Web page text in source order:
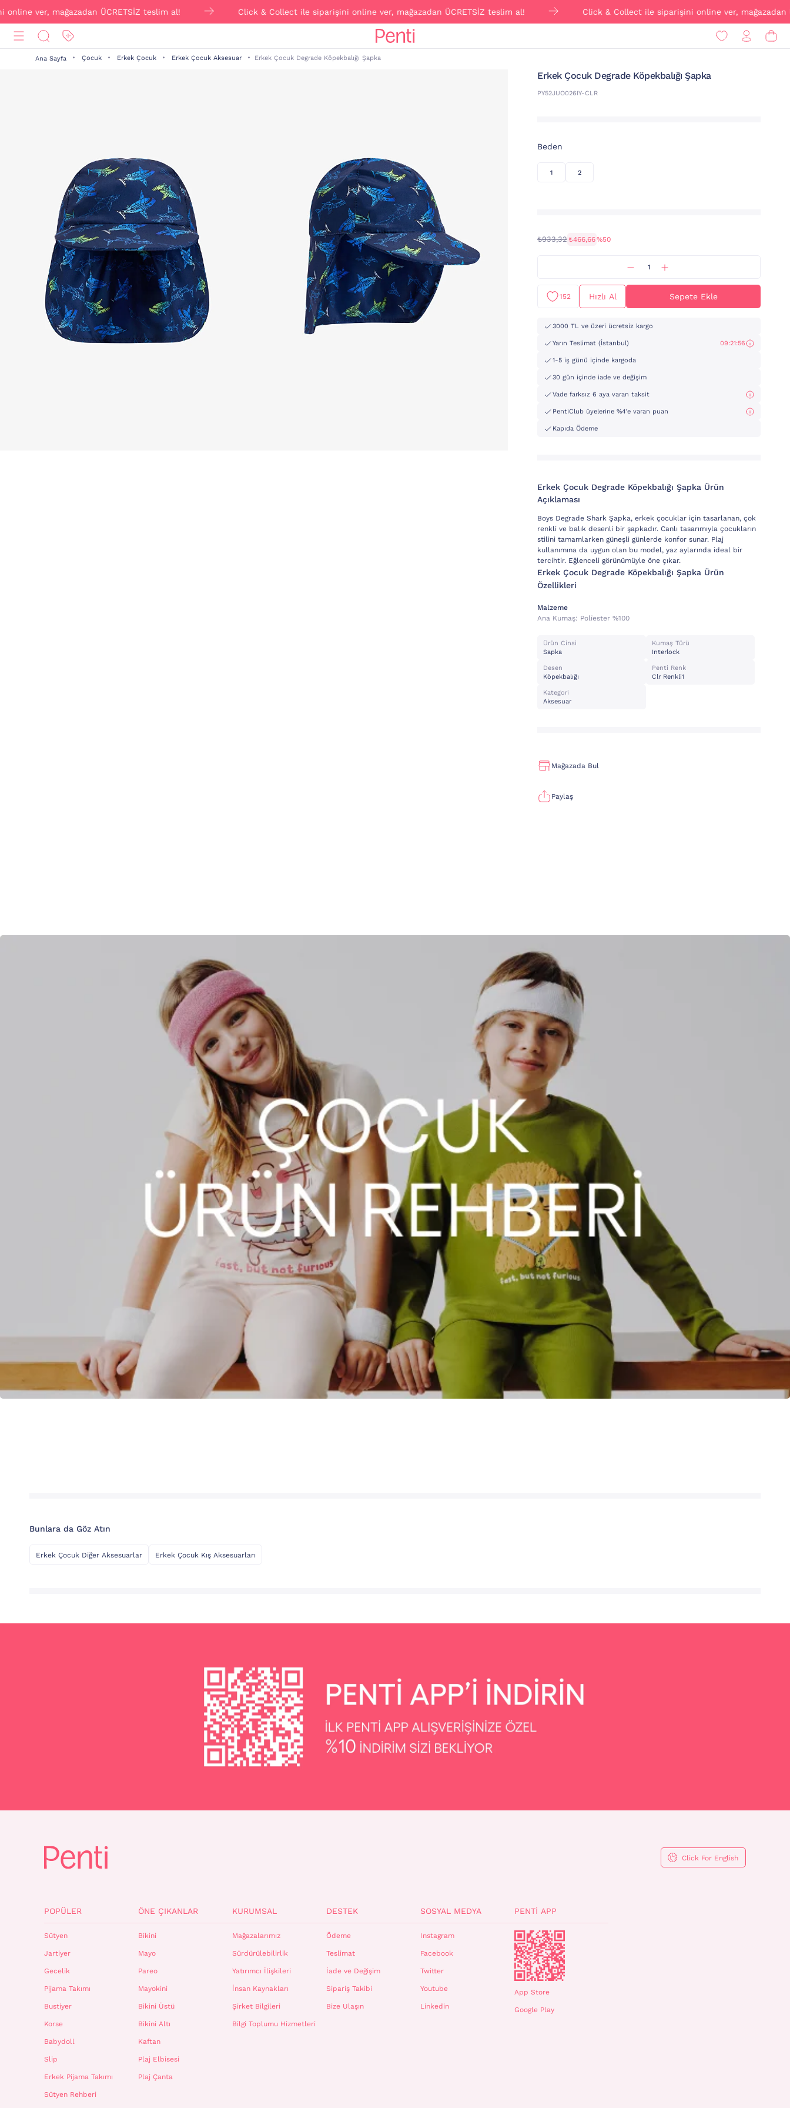
mağazadan ÜCRETSİZ teslim al! Click & Collect ile siparişini online ver, mağazadan ÜCRETSİZ teslim al! Click & Collect ile siparişini online ver, mağazadan
Ana Sayfa Çocuk Erkek Çocuk Erkek Çocuk Aksesuar Erkek Çocuk Degrade Köpekbalığı Şapka
Erkek Çocuk Degrade Köpekbalığı Şapka
PY52JUO026IY-CLR
Beden
1 2
₺933,32 ₺466,66%50
152 Hızlı Al Sepete Ekle
3000 TL ve üzeri ücretsiz kargo
Yarın Teslimat (İstanbul) 09:21:55
1-5 iş günü içinde kargoda
30 gün içinde iade ve değişim
Vade farksız 6 aya varan taksit
PentiClub üyelerine %4'e varan puan
Kapıda Ödeme
Erkek Çocuk Degrade Köpekbalığı Şapka Ürün
Açıklaması
Boys Degrade Shark Şapka, erkek çocuklar için tasarlanan, çok
renkli ve balık desenli bir şapkadır. Canlı tasarımıyla çocukların
stilini tamamlarken güneşli günlerde konfor sunar. Plaj
kullanımına da uygun olan bu model, yaz aylarında ideal bir
tercihtir. Eğlenceli görünümüyle öne çıkar.
Erkek Çocuk Degrade Köpekbalığı Şapka Ürün
Özellikleri
Malzeme
Ana Kumaş: Poli̇ester %100
Ürün Cinsi
Sapka
Kumaş Türü
Interlock
Desen
Köpekbalığı
Penti Renk
Clr Renkli1
Kategori
Aksesuar
Mağazada Bul
Paylaş
Bunlara da Göz Atın
Erkek Çocuk Diğer Aksesuarlar Erkek Çocuk Kış Aksesuarları
Click For English
POPÜLER
Sütyen
Jartiyer
Gecelik
Pijama Takımı
Bustiyer
Korse
Babydoll
Slip
Erkek Pijama Takımı
Sütyen Rehberi
ÖNE ÇIKANLAR
Bikini
Mayo
Pareo
Mayokini
Bikini Üstü
Bikini Altı
Kaftan
Plaj Elbisesi
Plaj Çanta
KURUMSAL
Mağazalarımız
Sürdürülebilirlik
Yatırımcı İlişkileri
İnsan Kaynakları
Şirket Bilgileri
Bilgi Toplumu Hizmetleri
DESTEK
Ödeme
Teslimat
İade ve Değişim
Sipariş Takibi
Bize Ulaşın
SOSYAL MEDYA
Instagram
Facebook
Twitter
Youtube
Linkedin
PENTI APP
App Store
Google Play